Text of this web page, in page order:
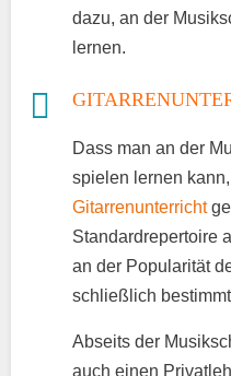
dazu, an der
lernen.
Dass man an der
spielen lernen
Gitarrenunterricht
Standardrepertoire
an der Popularität
schließlich
Abseits der
auch einen